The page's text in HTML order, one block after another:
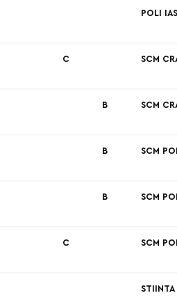
POLI
C SCM
B SCM
B SCM
B SCM
C SCM
STIINTA